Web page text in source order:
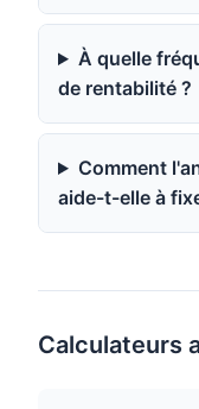
À quelle
de rentabilité ?
Comment
aide-t-elle à
Calculateurs